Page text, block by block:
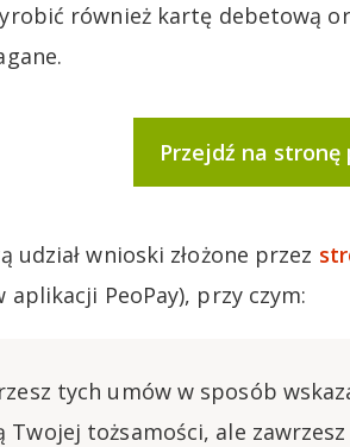
również kartę debetową
Przejdź na
wnioski złożone przez
aplikacji PeoPay), przy czym:
tych umów w sposób
Twojej tożsamości, ale